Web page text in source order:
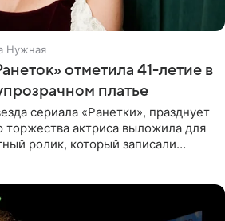
Нужная
отметила 41-летие в
платье
сериала «Ранетки», празднует
актриса выложила для
ролик, который записали